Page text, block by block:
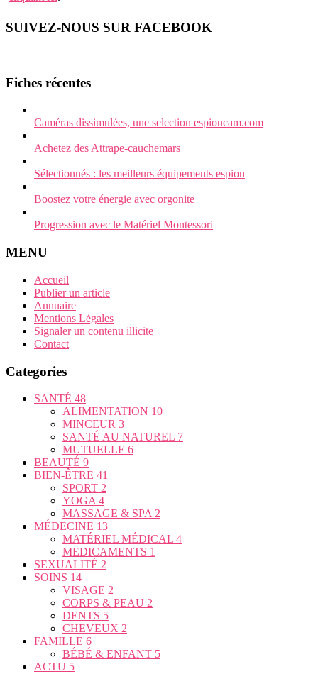
SUIVEZ-NOUS SUR FACEBOOK
Fiches récentes
Caméras dissimulées, une selection espioncam.com
Achetez des Attrape-cauchemars
Sélectionnés : les meilleurs équipements espion
Boostez votre énergie avec orgonite
Progression avec le Matériel Montessori
MENU
Accueil
Publier un article
Annuaire
Mentions Légales
Signaler un contenu illicite
Contact
Categories
SANTÉ 48
ALIMENTATION 10
MINCEUR 3
SANTÉ AU NATUREL 7
MUTUELLE 6
BEAUTÉ 9
BIEN-ÊTRE 41
SPORT 2
YOGA 4
MASSAGE & SPA 2
MÉDECINE 13
MATÉRIEL MÉDICAL 4
MEDICAMENTS 1
SEXUALITÉ 2
SOINS 14
VISAGE 2
CORPS & PEAU 2
DENTS 5
CHEVEUX 2
FAMILLE 6
BÉBÉ & ENFANT 5
ACTU 5